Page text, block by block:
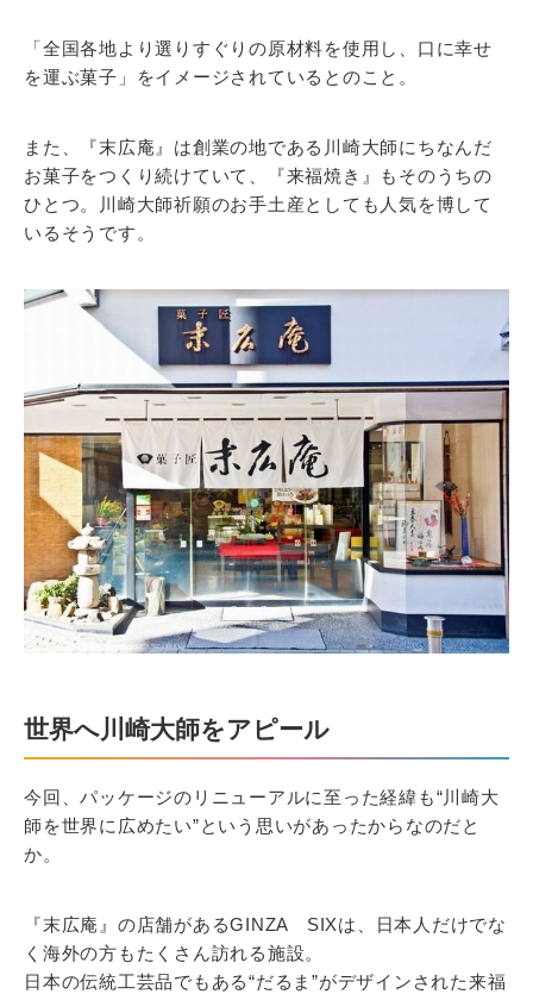
「全国各地より選りすぐりの原材料を使用し、口に幸せ
を運ぶ菓子」をイメージされているとのこと。
また、『末広庵』は創業の地である川崎大師にちなんだ
お菓子をつくり続けていて、『来福焼き』もそのうちの
ひとつ。川崎大師祈願のお手土産としても人気を博して
いるそうです。
世界へ川崎大師をアピール
今回、パッケージのリニューアルに至った経緯も“川崎大
師を世界に広めたい”という思いがあったからなのだと
か。
『末広庵』の店舗があるGINZA SIXは、日本人だけでな
く海外の方もたくさん訪れる施設。
日本の伝統工芸品でもある“だるま”がデザインされた来福